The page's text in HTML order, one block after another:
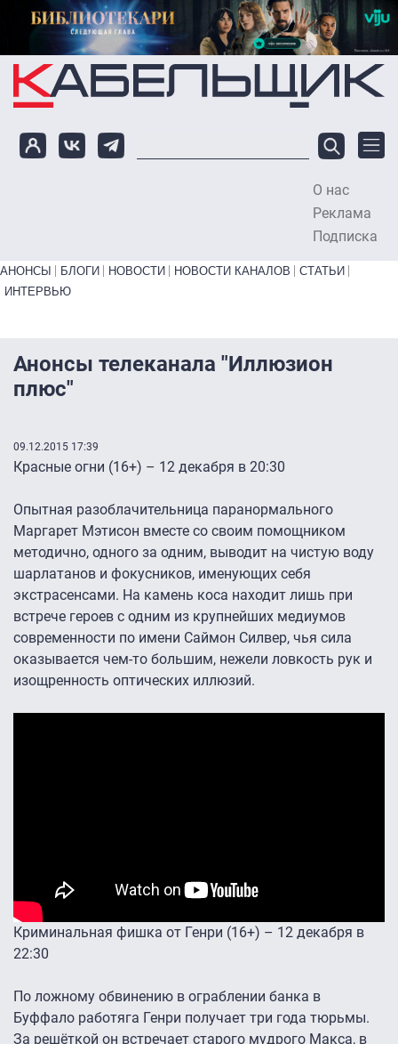
Перейти к основному содержанию
О нас
Реклама
Подписка
Primary links bottom
АНОНСЫ БЛОГИ НОВОСТИ НОВОСТИ КАНАЛОВ
СТАТЬИ
ИНТЕРВЬЮ
Анонсы телеканала "Иллюзион
плюс"
09.12.2015 17:39
Красные огни (16+) – 12 декабря в 20:30
Опытная разоблачительница паранормального
Маргарет Мэтисон вместе со своим помощником
методично, одного за одним, выводит на чистую воду
шарлатанов и фокусников, именующих себя
экстрасенсами. На камень коса находит лишь при
встрече героев с одним из крупнейших медиумов
современности по имени Саймон Силвер, чья сила
оказывается чем-то большим, нежели ловкость рук и
изощренность оптических иллюзий.
Криминальная фишка от Генри (16+) – 12 декабря в
22:30
По ложному обвинению в ограблении банка в
Буффало работяга Генри получает три года тюрьмы.
За решёткой он встречает старого мудрого Макса, в